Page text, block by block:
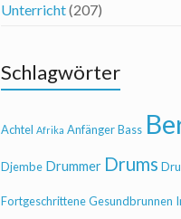
Unterricht(207)
Schlagwörter
Achtel Afrika AnfängerBass
Djembe Drummer Drums
FortgeschritteneGesundbrunnen